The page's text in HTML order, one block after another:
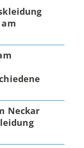
Neckar